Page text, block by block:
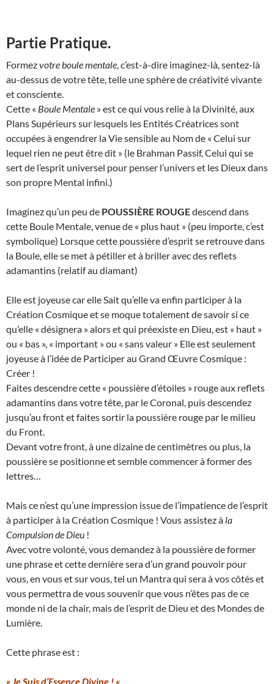
Partie Pratique.
Formezvotre boule mentale , c’est-à-dire imaginez-là, sentez-là
au-dessus de votre tête, telle une sphère de créativité vivante
et consciente.
Cette « Boule Mentale » est ce qui vous relie à la Divinité, aux
Plans Supérieurs sur lesquels les Entités Créatrices sont
occupées à engendrer la Vie sensible au Nom de « Celui sur
lequel rien ne peut être dit » (le Brahman Passif, Celui qui se
sert de l’esprit universel pour penser l’univers et les Dieux dans
son propre Mental infini.)
Imaginez qu’un peu de POUSSIÈRE ROUGEdescend dans
cette Boule Mentale, venue de « plus haut » (peu importe, c’est
symbolique) Lorsque cette poussière d’esprit se retrouve dans
la Boule, elle se met à pétiller et à briller avec des reflets
adamantins (relatif au diamant)
Elle est joyeuse car elle Sait qu’elle va enfin participer à la
Création Cosmique et se moque totalement de savoir si ce
qu’elle « désignera » alors et qui préexiste en Dieu, est « haut »
ou « bas », « important » ou « sans valeur » Elle est seulement
joyeuse à l’idée de Participer au Grand Œuvre Cosmique :
Créer !
Faites descendre cette « poussière d’étoiles » rouge aux reflets
adamantins dans votre tête, par le Coronal, puis descendez
jusqu’au front et faites sortir la poussière rouge par le milieu
du Front.
Devant votre front, à une dizaine de centimètres ou plus, la
poussière se positionne et semble commencer à former des
lettres…
Mais ce n’est qu’une impression issue de l’impatience de l’esprit
à participer à la Création Cosmique ! Vous assistez à la
Compulsion de Dieu !
Avec votre volonté, vous demandez à la poussière de former
une phrase et cette dernière sera d’un grand pouvoir pour
vous, en vous et sur vous, tel un Mantra qui sera à vos côtés et
vous permettra de vous souvenir que vous n’êtes pas de ce
monde ni de la chair, mais de l’esprit de Dieu et des Mondes de
Lumière.
Cette phrase est :
« Je Suis d’Essence Divine ! «